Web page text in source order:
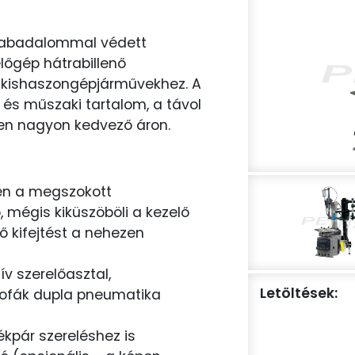
védett
hátrabillenő
A
műszaki tartalom, a távol
nagyon kedvező áron.
a megszokott
kiküszöböli a kezelő
kifejtést a nehezen
szerelőasztal,
dupla pneumatika
szereléshez is
Letöltések: